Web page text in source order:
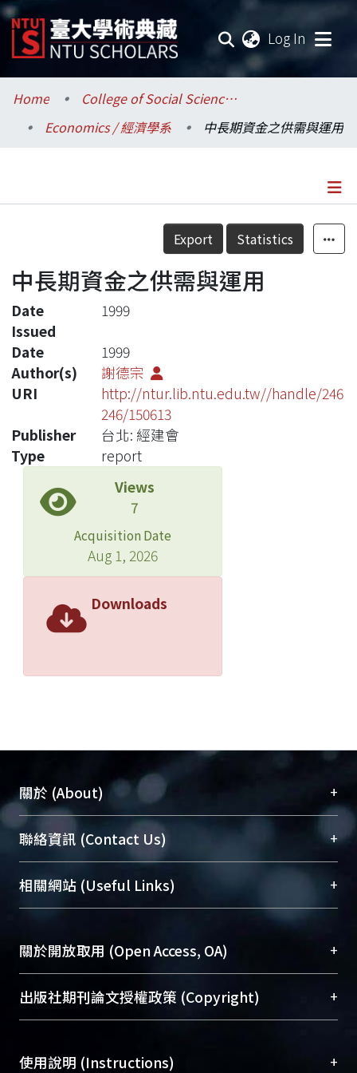
Log In
Communities & Collections
Research Outputs
Statistics
Home
College of Social Sciences / 社會科學院
Economics / 經濟學系
中長期資金之供需與運用
Details
Export Statistics
中長期資金之供需與運用
Date
Issued
1999
Date
1999
Author(s)
謝德宗
URI
http://ntur.lib.ntu.edu.tw//handle/246
246/150613
Publisher
台北: 經建會
Type
report
Views
7
Acquisition Date
Aug 1, 2026
Downloads
關於 (About) +
臺大位居世界頂尖大學之列，為永久珍藏及向國際
展現本校豐碩的研究成果及學術能量，圖書館整合
機構典藏（NTUR）與學術庫（AH）不同功能平
台，成為臺大學術典藏NTU scholars。期能整合研
究能量、促進交流合作、保存學術產出、推廣研究
成果。
To permanently archive and promote researcher
profiles and scholarly works, Library integrates the
services of “NTU Repository” with “Academic
聯絡資訊 (Contact Us) +
總館學科館員(Main Library)
醫學圖書館學科館員(Medical Library)
(Social
Sciences Library)
相關網站 (Useful Links) +
關於開放取用 (Open Access, OA) +
開放取用是從使用者角度提升資訊取用性的社會運
動，應用在學術研究上是透過將研究著作公開供使
用逐年攀升。同時可加速研究發展、提升研究影響
出版社期刊論文授權政策 (Copyright) +
含部分內容的版權非匯入者所有，或由第三方贊
使用說明 (Instructions) +